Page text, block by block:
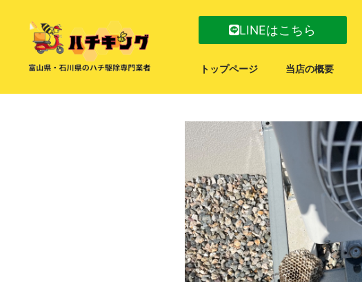
LINEはこちら
トップページ 当店の概要